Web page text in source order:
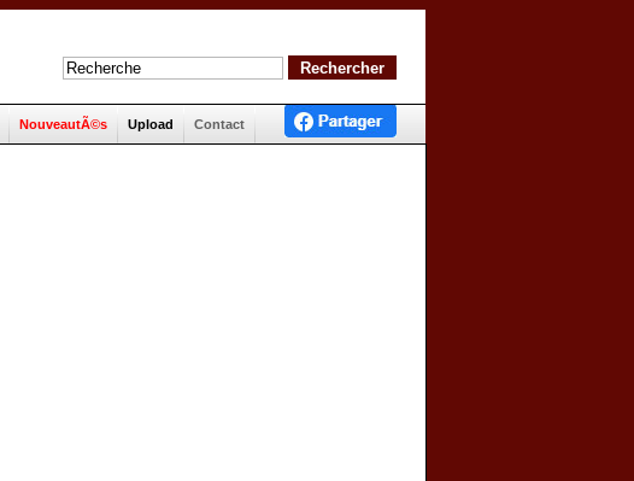
NouveautÃ©s Upload Contact